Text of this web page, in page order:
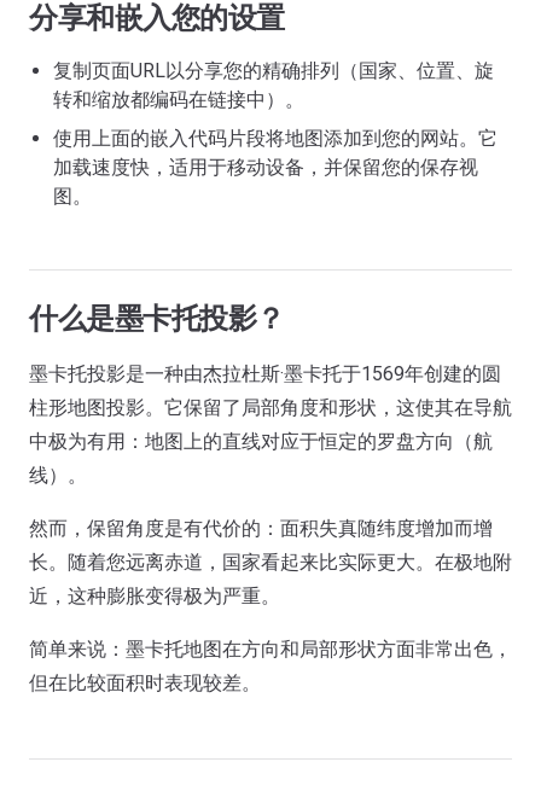
分享和嵌入您的设置
复制页面URL以分享您的精确排列（国家、位置、旋
转和缩放都编码在链接中）。
使用上面的嵌入代码片段将地图添加到您的网站。它
加载速度快，适用于移动设备，并保留您的保存视
图。
什么是墨卡托投影？
墨卡托投影是一种由杰拉杜斯·墨卡托于1569年创建的圆
柱形地图投影。它保留了局部角度和形状，这使其在导航
中极为有用：地图上的直线对应于恒定的罗盘方向（航
线）。
然而，保留角度是有代价的：面积失真随纬度增加而增
长。随着您远离赤道，国家看起来比实际更大。在极地附
近，这种膨胀变得极为严重。
简单来说：墨卡托地图在方向和局部形状方面非常出色，
但在比较面积时表现较差。